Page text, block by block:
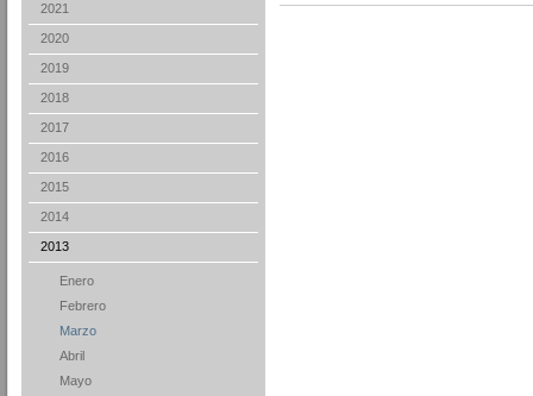
2021
2020
2019
2018
2017
2016
2015
2014
2013
Enero
Febrero
Marzo
Abril
Mayo